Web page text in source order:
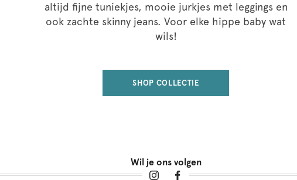
altijd fijne tuniekjes, mooie jurkjes met leggings en
ook zachte skinny jeans. Voor elke hippe baby wat
wils!
SHOP COLLECTIE
Wil je ons volgen